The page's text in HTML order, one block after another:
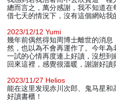
總而言之，萬分感謝，我不知道
借七天的情況下，沒有這個網站我
2023/12/12 Yumi
幾年前偶然得知周博士離世的消
然，也以為不會再運作了。今年
一試的心情再度連上好讀，沒想
回來這裡，感覺很溫暖，謝謝好讀
2023/11/27 Helios
能在这里发现赤川次郎、鬼马星
好讀書櫃！